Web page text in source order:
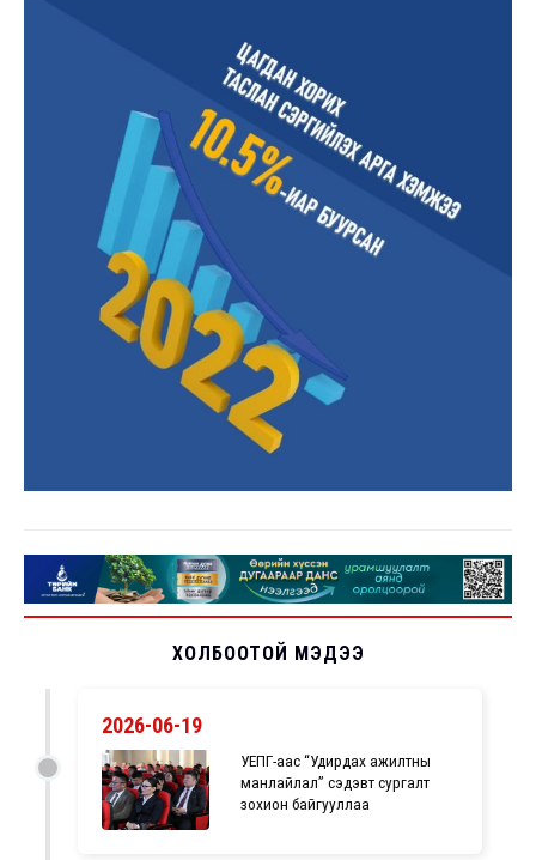
ХОЛБООТОЙ МЭДЭЭ
2026-06-19
УЕПГ-аас “Удирдах ажилтны
манлайлал” сэдэвт сургалт
зохион байгууллаа